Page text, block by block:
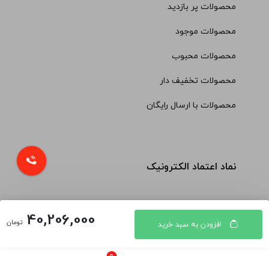
افزودن به سبد خرید 40,206,000 تومان
محصولات پر بازدید
محصولات موجود
محصولات محبوب
محصولات تخفیف دار
محصولات با ارسال رایگان
نماد اعتماد الکترونیک
© کلیه حقوق مادی و معنوی محتویات سایت فروشگاه اینترنتی
الماس ستوده قشم محفوظ است |